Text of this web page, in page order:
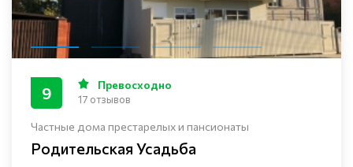
Частные дома престарелых и пансионаты
Родительская Усадьба
9 Превосходно
17 отзывов